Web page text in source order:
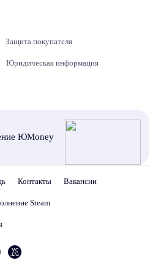
Защита покупателя
Юридическая информация
ЮMoney
Контакты Вакансии
Steam